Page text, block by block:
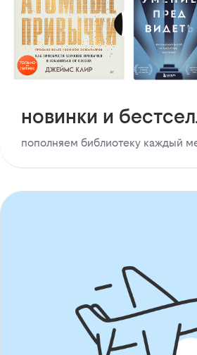
новинки и
пополняем библиотеку каждый